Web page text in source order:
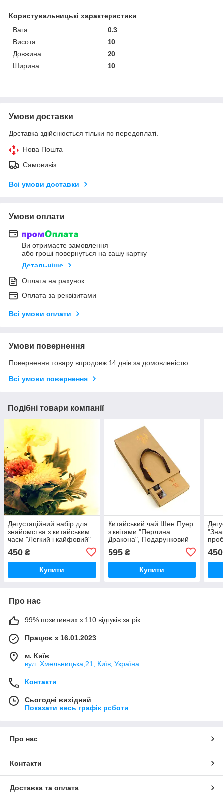
Користувальницькі характеристики
Вага
0.3
Висота
10
Довжина:
20
Ширина
10
Умови доставки
Доставка здійснюється тільки по передоплаті.
Нова Пошта
Самовивіз
Всі умови доставки
Умови оплати
Ви отримаєте замовлення
або гроші повернуться на вашу картку
Детальніше
Оплата на рахунок
Оплата за реквізитами
Всі умови оплати
Умови повернення
Повернення товару впродовж 14 днів за домовленістю
Всі умови повернення
Подібні товари компанії
Дегустаційний набір для
знайомства з китайським
чаєм "Легкий і кайфовий"
450 ₴
Купити
Китайський чай Шен Пуер
з квітами "Перлина
Дракона", Подарунковий
595₴
Купити
450
Про нас
99% позитивних з 110 відгуків за рік
Працює з 16.01.2023
м. Київ
вул. Хмельницька,21, Київ, Україна
Контакти
Сьогодні вихідний
Показати весь графік роботи
Про нас
Контакти
Доставка та оплата